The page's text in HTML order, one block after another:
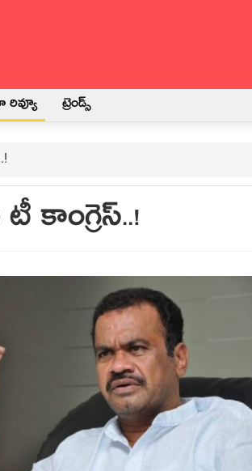
ట్రెండ్స్
కాంగ్రెస్‌..!